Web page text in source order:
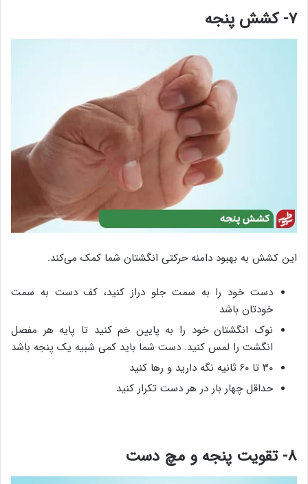
۷- کشش پنجه
این کشش به بهبود دامنه حرکتی انگشتان شما کمک می‌کند.
دست خود را به سمت جلو دراز کنید، کف دست به سمت
خودتان باشد
نوک انگشتان خود را به پایین خم کنید تا پایه هر مفصل
انگشت را لمس کنید. دست شما باید کمی شبیه یک پنجه باشد
۳۰ تا ۶۰ ثانیه نگه دارید و رها کنید
حداقل چهار بار در هر دست تکرار کنید
۸- تقویت‌ پنجه و مچ دست